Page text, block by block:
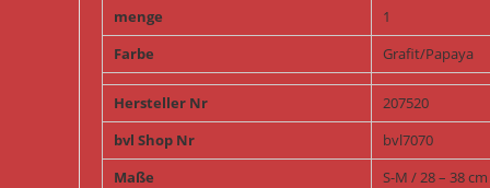
menge
1
Farbe
Grafit/Papaya
Hersteller Nr
207520
bvl Shop Nr
bvl7070
Maße
S-M / 28 – 38